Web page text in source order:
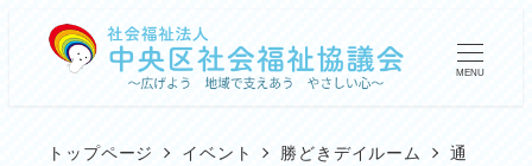
MENU
トップページ イベント 勝どきデイルーム
通